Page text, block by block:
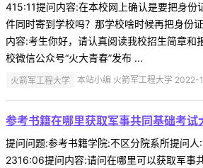
415:11提问内容:在本校网上确认是要把身份
件同时寄到学校吗？那学校啥时候再把身份
内容:考生你好，请认真阅读我校招生简章和
校微信公众号“火大青春”发布 ...
火箭军工程大学 本站小编 火箭军工程大学 2022-
参考书籍在哪里获取军事共同基础考试
提问问题:参考书籍学院:不区分院系所提问
2316:06提问内容:请问在哪里可以获取军事